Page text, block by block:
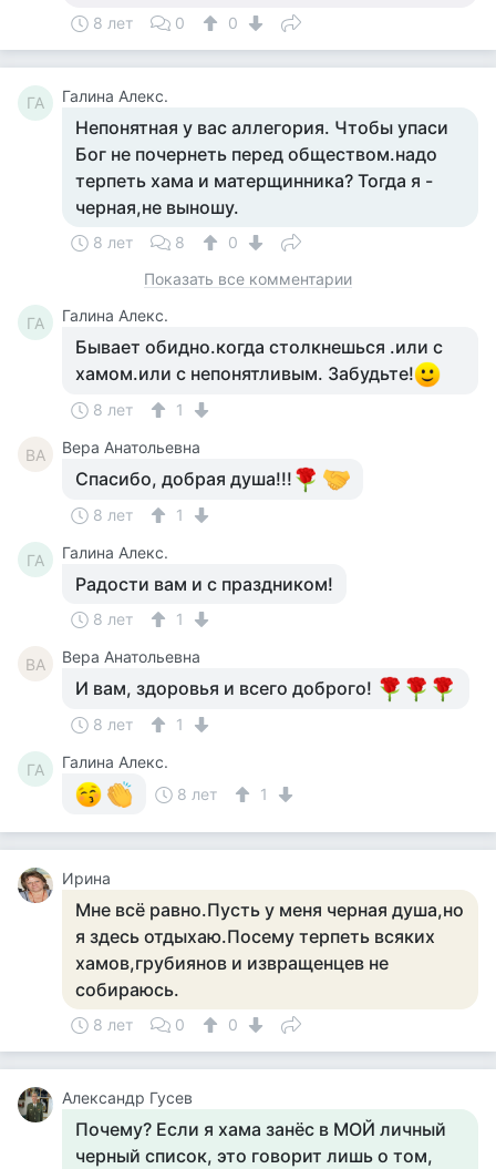
8 лет 0 0
ГА Галина Алекс.
Непонятная у вас аллегория. Чтобы упаси
Бог не почернеть перед обществом.надо
терпеть хама и матерщинника? Тогда я -
черная,не выношу.
8 лет 8
0
Показать все комментарии
ГА Галина Алекс.
Бывает обидно.когда столкнешься .или с
хамом.или с непонятливым. Забудьте!
8 лет 1
ВА Вера Анатольевна
Спасибо, добрая душа!!!
8 лет 1
ГА Галина Алекс.
Радости вам и с праздником!
8 лет 1
ВА Вера Анатольевна
И вам, здоровья и всего доброго!
8 лет 1
ГА
Галина Алекс.
8 лет
1
Ирина
Мне всё равно.Пусть у меня черная душа,но
я здесь отдыхаю.Посему терпеть всяких
хамов,грубиянов и извращенцев не
собираюсь.
8 лет 0 0
Александр Гусев
Почему? Если я хама занёс в МОЙ личный
черный список, это говорит лишь о том,